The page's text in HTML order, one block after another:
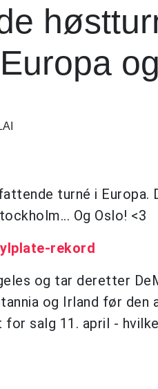
turné i Europa.
Og Oslo! <3
rekord
og tar deretter
og Irland før den
for salg 11. april -